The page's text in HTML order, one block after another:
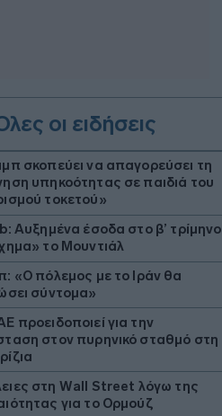
οι ειδήσεις
σκοπεύει να απαγορεύσει τη
υπηκοότητας σε παιδιά του
τοκετού»
Αυξημένα έσοδα στο β’ τρίμηνο
το Μουντιάλ
«Ο πόλεμος με το Ιράν θα
σύντομα»
προειδοποιεί για την
στον πυρηνικό σταθμό στη
στη Wall Street λόγω της
για το Ορμούζ